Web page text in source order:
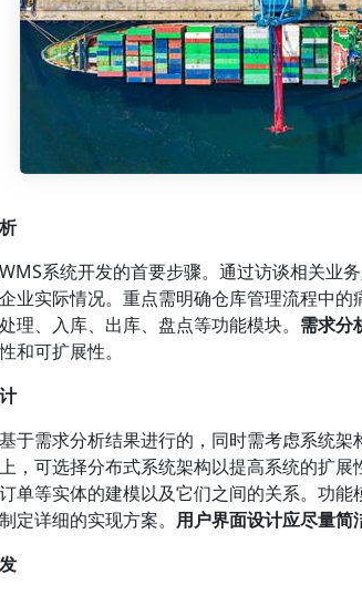
系统开发的首要步骤。通过访谈相关业
业实际情况。重点需明确仓库管理流程中
理、入库、出库、盘点等功能模块。 需求分
和可扩展性。
于需求分析结果进行的，同时需考虑系统
，可选择分布式系统架构以提高系统的扩
单等实体的建模以及它们之间的关系。功
定详细的实现方案。 用户界面设计应尽量